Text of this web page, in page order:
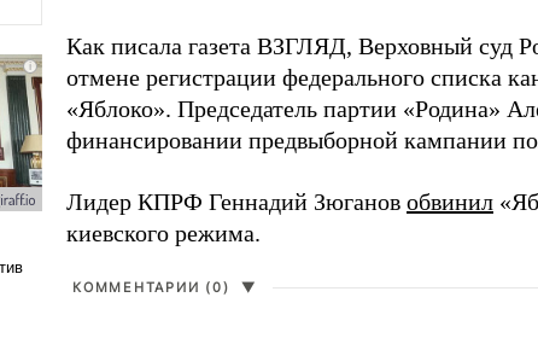
Как писала газета ВЗГЛЯД, Верховный суд
отмене регистрации федерального списка
«Яблоко». Председатель партии «Родина»
финансировании предвыборной кампании
Лидер КПРФ Геннадий Зюганов обвинил
киевского режима.
КОММЕНТАРИИ (0) ▼